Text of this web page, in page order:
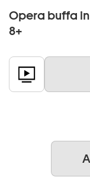
Opera buffa in
8+